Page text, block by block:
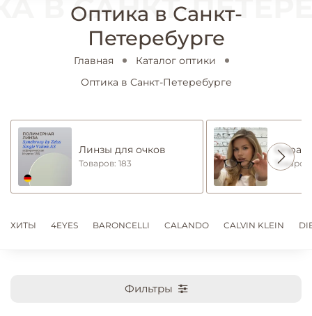
Оптика в Санкт-
Петеребурге
Главная
Каталог оптики
Оптика в Санкт-Петеребурге
Линзы для очков
Товаров: 183
ХИТЫ 4EYES BARONCELLI CALANDO CALVIN KLEIN
Фильтры